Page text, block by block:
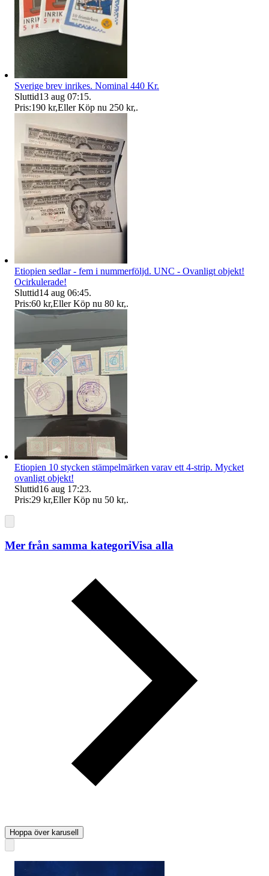
Sverige brev inrikes. Nominal 440 Kr.
Sluttid13 aug 07:15.
Pris:190 kr,Eller Köp nu 250 kr,.
Etiopien sedlar - fem i nummerföljd. UNC - Ovanligt objekt!
Ocirkulerade!
Sluttid14 aug 06:45.
Pris:60 kr,Eller Köp nu 80 kr,.
Etiopien 10 stycken stämpelmärken varav ett 4-strip. Mycket
ovanligt objekt!
Sluttid16 aug 17:23.
Pris:29 kr,Eller Köp nu 50 kr,.
Mer från samma kategoriVisa alla
Hoppa över karusell